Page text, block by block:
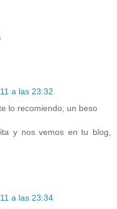
a las 23:32
lo recomiendo, un beso
y nos vemos en tu blog,
a las 23:34